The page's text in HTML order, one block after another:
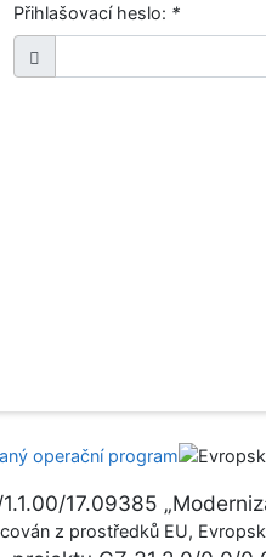
Přihlašovací heslo: *
17.09385
z prostředků EU,